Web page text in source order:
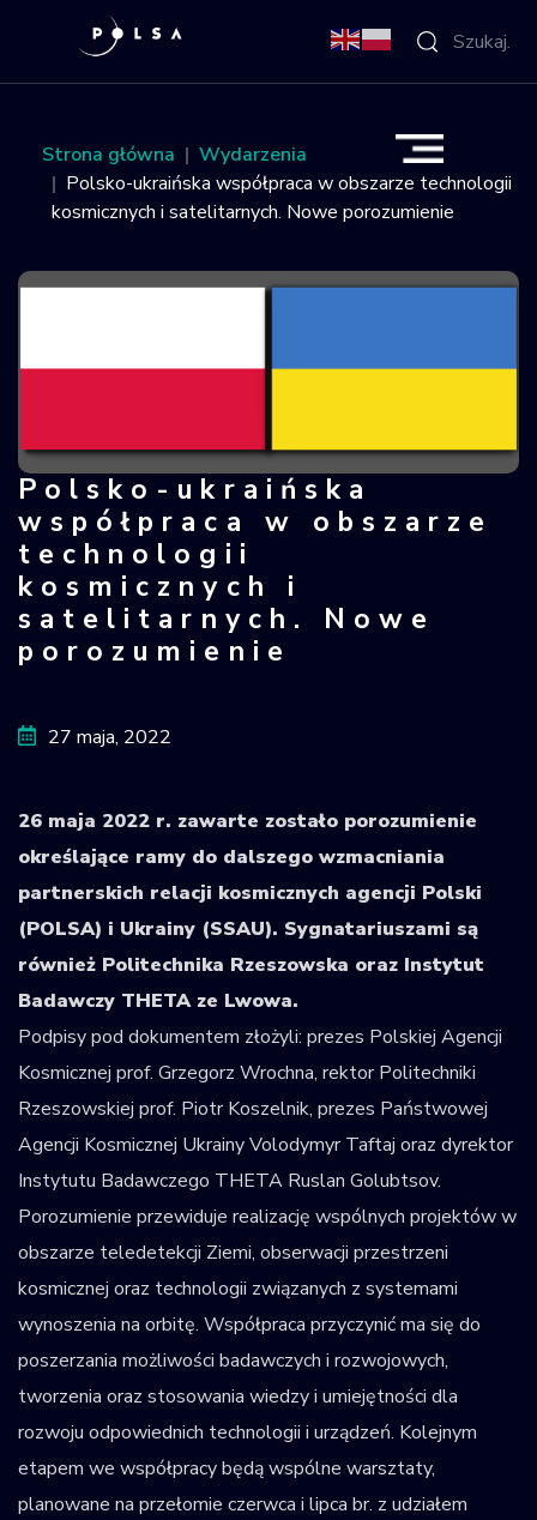
O Agencji
Aktywności
Misja IGNIS
Polska w
kosmosie
Krajowy Rejestr
Obiektów
Kosmicznych
Strona główna
Wydarzenia
Polsko-ukraińska współpraca w obszarze technologii
kosmicznych i satelitarnych. Nowe porozumienie
Polsko-ukraińska współpraca w
Polsko-ukraińska
współpraca w obszarze
technologii
kosmicznych i
satelitarnych. Nowe
porozumienie
27 maja, 2022
26 maja 2022 r. zawarte zostało porozumienie
określające ramy do dalszego wzmacniania
partnerskich relacji kosmicznych agencji Polski
(POLSA) i Ukrainy (SSAU). Sygnatariuszami są
również Politechnika Rzeszowska oraz Instytut
Badawczy THETA ze Lwowa.
Podpisy pod dokumentem złożyli: prezes Polskiej Agencji
Kosmicznej prof. Grzegorz Wrochna, rektor Politechniki
Rzeszowskiej prof. Piotr Koszelnik, prezes Państwowej
Agencji Kosmicznej Ukrainy Volodymyr Taftaj oraz dyrektor
Instytutu Badawczego THETA Ruslan Golubtsov.
Porozumienie przewiduje realizację wspólnych projektów w
obszarze teledetekcji Ziemi, obserwacji przestrzeni
kosmicznej oraz technologii związanych z systemami
wynoszenia na orbitę. Współpraca przyczynić ma się do
poszerzania możliwości badawczych i rozwojowych,
tworzenia oraz stosowania wiedzy i umiejętności dla
rozwoju odpowiednich technologii i urządzeń. Kolejnym
etapem we współpracy będą wspólne warsztaty,
planowane na przełomie czerwca i lipca br. z udziałem